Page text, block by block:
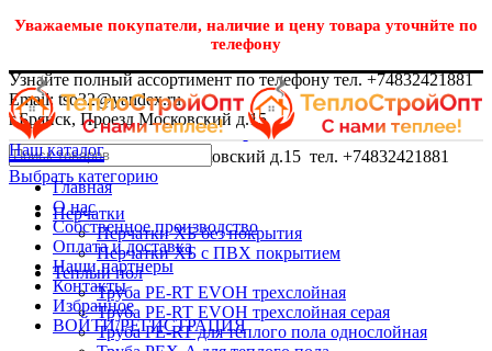
Уважаемые покупатели, наличие и цену товара уточнйте по
телефону
Узнайте полный ассортимент по телефону тел. +74832421881
Email: tso32@yandex.ru
г.Брянск, Проезд Московский д.15
г.Брянск, Проезд Московский д.15 тел. +74832421881
Выбрать категорию
Перчатки
Перчатки ХБ без покрытия
Перчатки ХБ с ПВХ покрытием
Теплый пол
Труба PE-RT EVOH трехслойная
Труба PE-RT EVOH трехслойная серая
Труба PE-RT для теплого пола однослойная
Наш каталог
Главная
О нас
Собственное производство
Оплата и доставка
Наши партнеры
Контакты
Избранное
ВОЙТИ/РЕГИСТРАЦИЯ